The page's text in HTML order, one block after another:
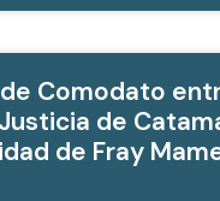
Comodato
de
de Fray